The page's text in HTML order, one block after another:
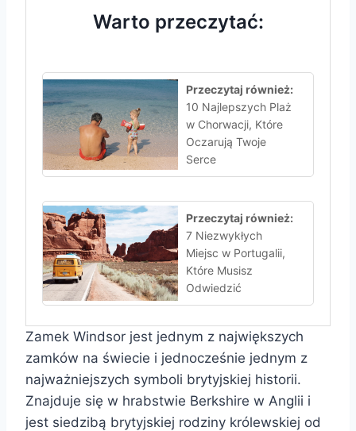
Warto przeczytać:
Przeczytaj również:
10 Najlepszych Plaż
w Chorwacji, Które
Oczarują Twoje
Serce
Przeczytaj również:
7 Niezwykłych
Miejsc w Portugalii,
Które Musisz
Odwiedzić
Zamek Windsor jest jednym z największych
zamków na świecie i jednocześnie jednym z
najważniejszych symboli brytyjskiej historii.
Znajduje się w hrabstwie Berkshire w Anglii i
jest siedzibą brytyjskiej rodziny królewskiej od